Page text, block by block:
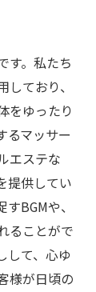
す。私たち
ており、
をゆったり
るマッサー
エステな
提供してい
BGMや、
ることがで
して、心ゆ
様が日頃の